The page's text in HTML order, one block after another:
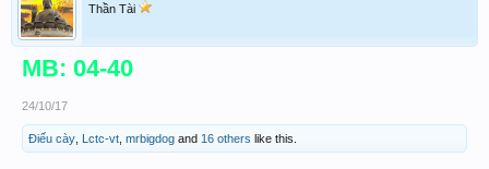
Thần Tài
MB: 04-40
24/10/17
Điếu cày Lctc-vt mrbigdog and 16 others like this.